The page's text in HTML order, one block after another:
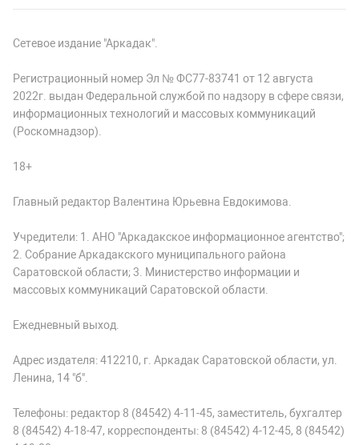
Сетевое издание "Аркадак".
Регистрационный номер Эл № ФС77-83741 от 12 августа
2022г. выдан Федеральной службой по надзору в сфере связи,
информационных технологий и массовых коммуникаций
(Роскомнадзор).
18+
Главный редактор Валентина Юрьевна Евдокимова.
Учредители: 1. АНО "Аркадакское информационное агентство";
2. Собрание Аркадакского муниципального района
Саратовской области; 3. Министерство информации и
массовых коммуникаций Саратовской области.
Ежедневный выход.
Адрес издателя: 412210, г. Аркадак Саратовской области, ул.
Ленина, 14 "б".
Телефоны: редактор 8 (84542) 4-11-45, заместитель, бухгалтер
8 (84542) 4-18-47, корреспонденты: 8 (84542) 4-12-45, 8 (84542)